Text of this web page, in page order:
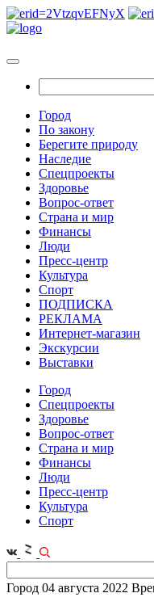
Город
По закону
Берегите природу
Наследие
Спецпроекты
Здоровье
Вопрос-ответ
Страна и мир
Финансы
Люди
Пресс-центр
Культура
Спорт
ПОДПИСКА
РЕКЛАМА
Интернет-магазин
Экскурсии
Выставки
Город
Спецпроекты
Здоровье
Вопрос-ответ
Страна и мир
Финансы
Люди
Пресс-центр
Культура
Спорт
Город 04 августа 2022